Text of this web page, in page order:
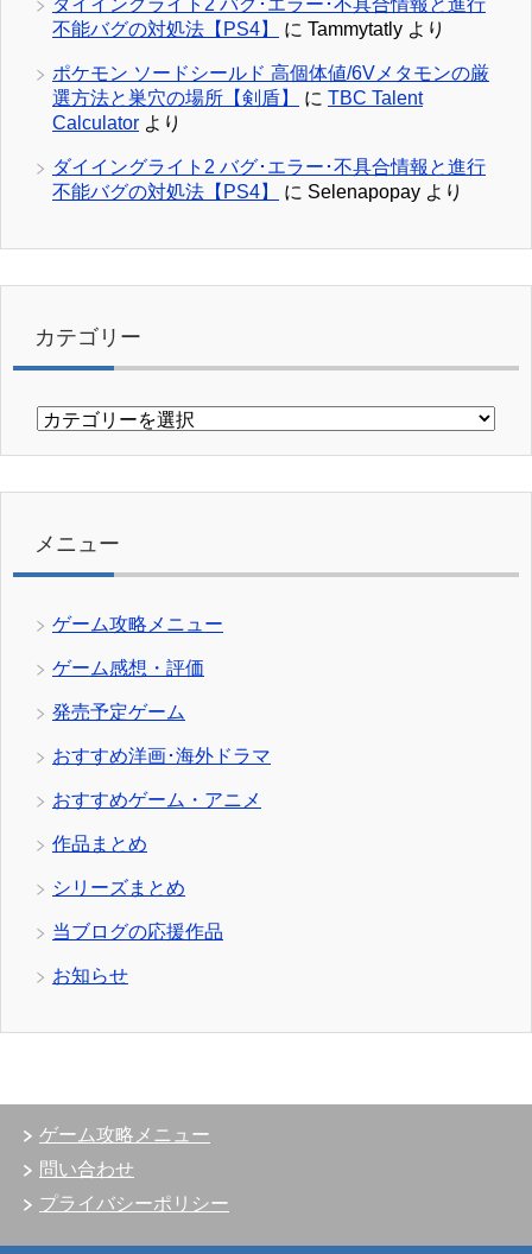
ダイイングライト2 バグ･エラー･不具合情報と進行
不能バグの対処法【PS4】
に Tammytatly より
ポケモン ソードシールド 高個体値/6Vメタモンの厳
選方法と巣穴の場所【剣盾】
に TBC Talent
Calculator より
ダイイングライト2 バグ･エラー･不具合情報と進行
不能バグの対処法【PS4】
に Selenapopay より
カテゴリー
カ
リ
メニュー
ゲーム攻略メニュー
ゲーム感想・評価
発売予定ゲーム
おすすめ洋画･海外ドラマ
おすすめゲーム・アニメ
作品まとめ
シリーズまとめ
当ブログの応援作品
お知らせ
ゲーム攻略メニュー
問い合わせ
プライバシーポリシー